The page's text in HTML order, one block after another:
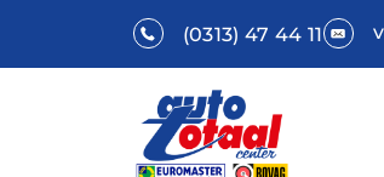
(0313) 47 44 11